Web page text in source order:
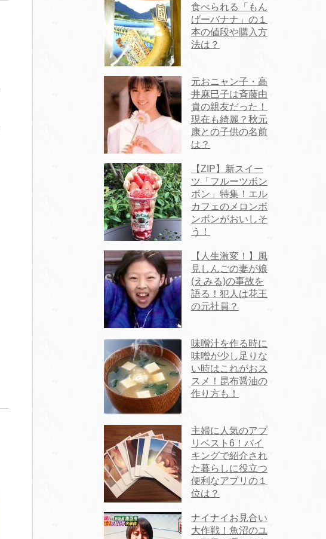
食べられる「もん
げーバナナ」の１
本の値段や購入方
法は？
元おニャン子・高
井麻巳子は斉藤由
貴の親友だった！
現在も綺麗？秋元
康との子供の名前
は？
【ZIP】新スイー
ツ「フルーツボン
ボン」特集！エル
カフェのメロンボ
ンボンがおいしそ
う！
【人生激変！】風
見しんごの妻が娘
(えみる)の事故を
語る！犯人は花王
の元社員？
味噌汁を作る時に
味噌が少し足りな
い時はこれがおス
スメ！昆布醤油の
作り方も！
主婦に人気のアプ
リベスト6！バイ
キングで紹介され
た暮らしに役立つ
便利なアプリの１
位は？
ナイナイお見合い
大作戦！魚沼のユ